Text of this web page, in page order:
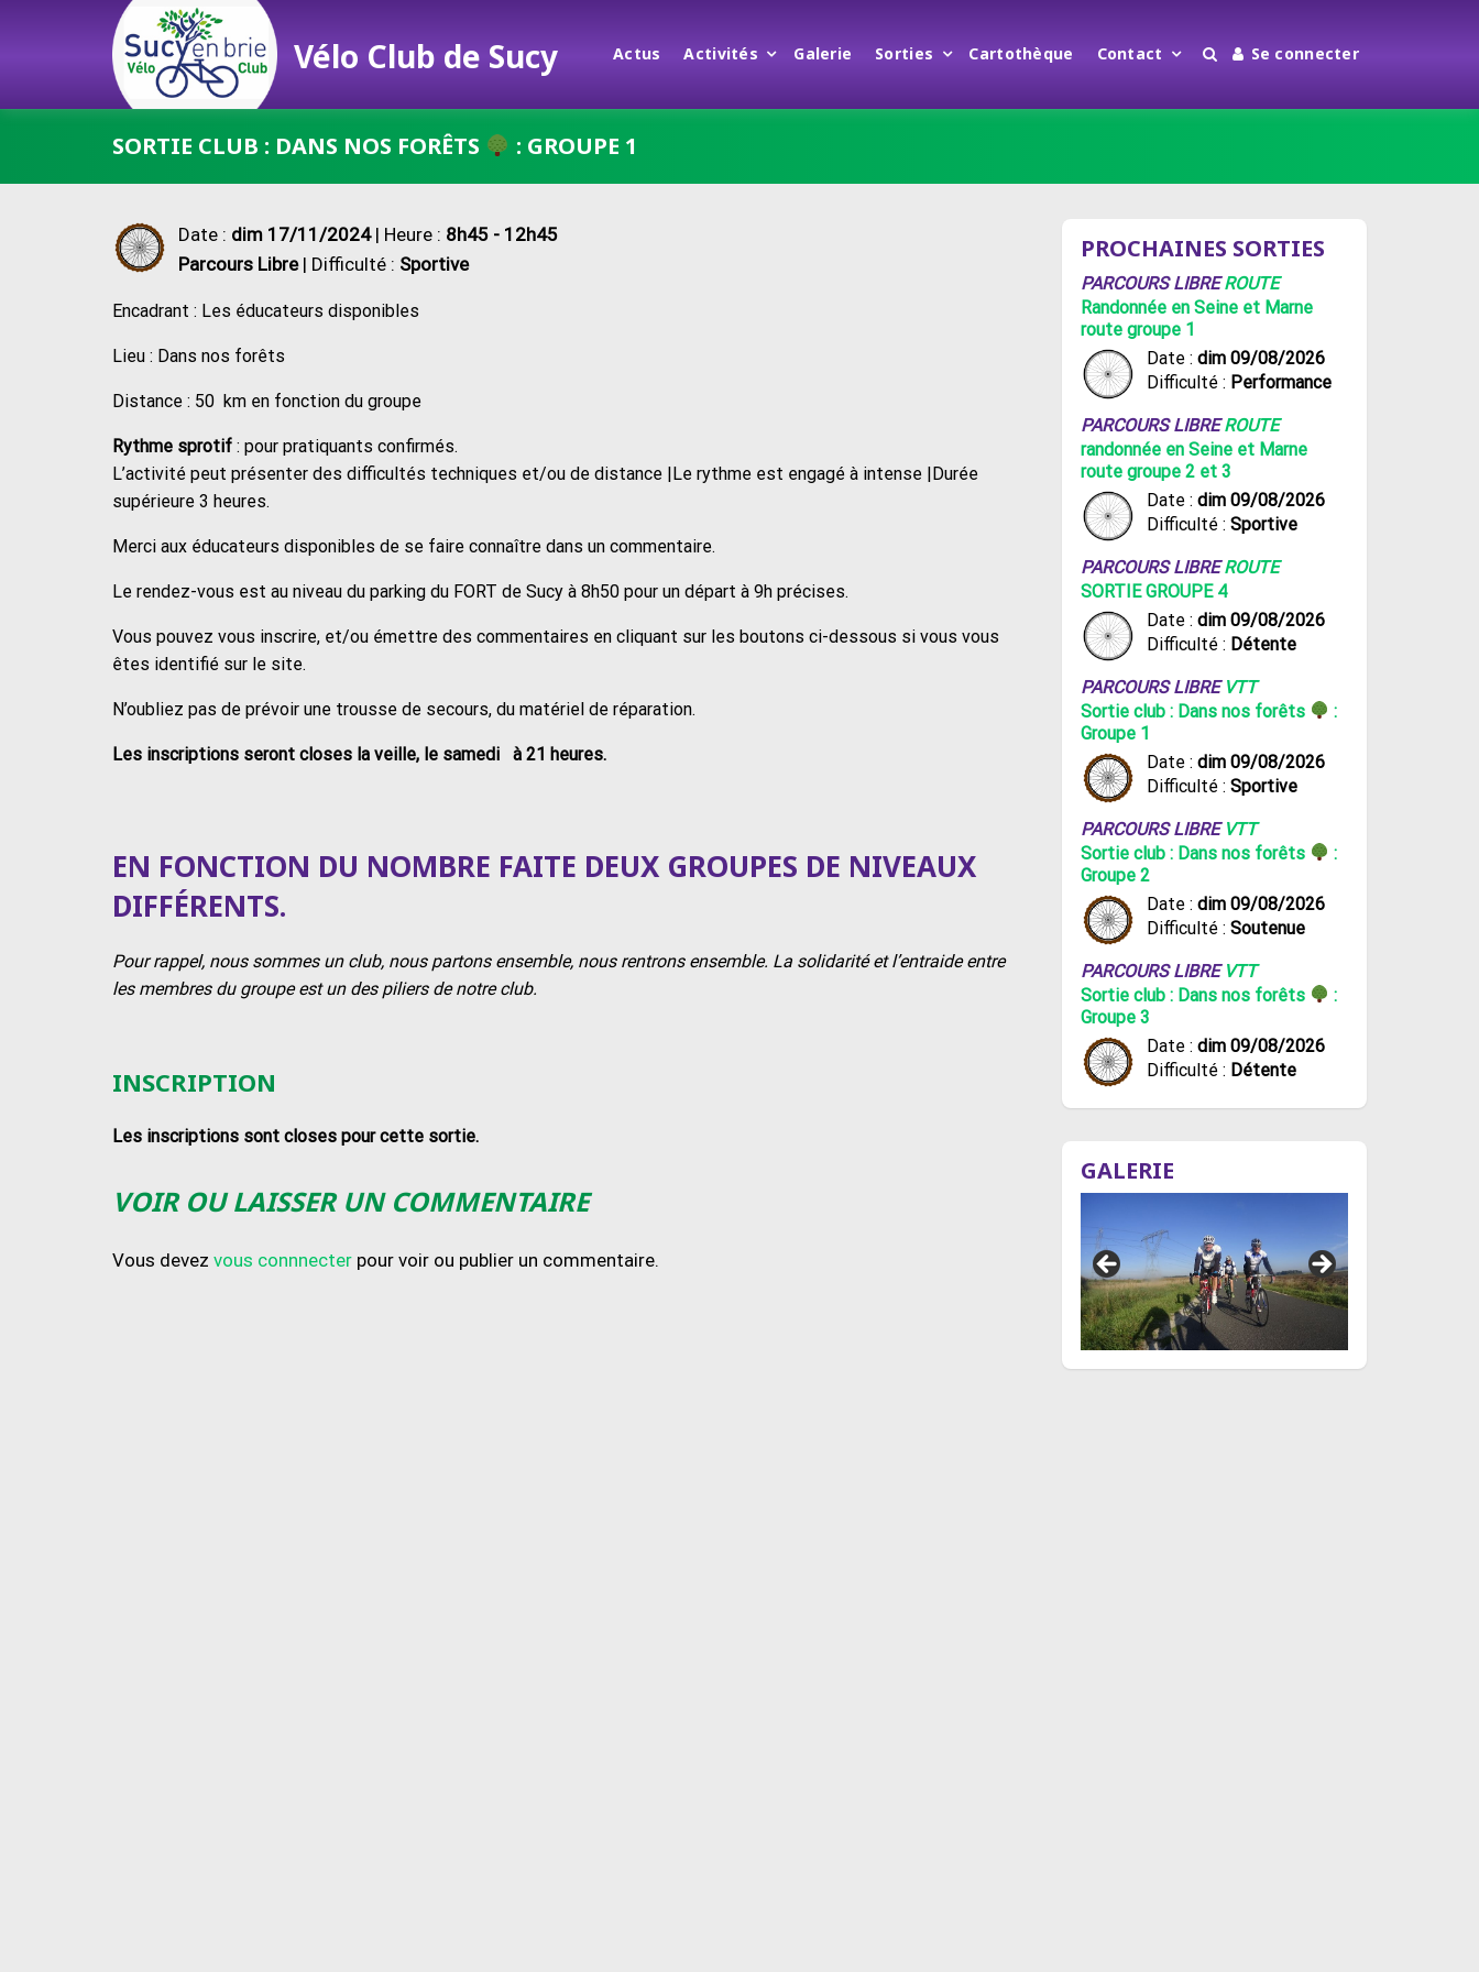
Vélo Club de Sucy Actus Activités Galerie Sorties Cartothèque Contact Se connecter
SORTIE CLUB : DANS NOS FORÊTS : GROUPE 1
Date : dim 17/11/2024| Heure : 8h45 - 12h45
Parcours Libre| Difficulté : Sportive
Encadrant : Les éducateurs disponibles
Lieu : Dans nos forêts
Distance : 50 km en fonction du groupe
Rythme sprotif : pour pratiquants confirmés.
L’activité peut présenter des difficultés techniques et/ou de distance |Le rythme est engagé à intense |Durée
supérieure 3 heures.
Merci aux éducateurs disponibles de se faire connaître dans un commentaire.
Le rendez-vous est au niveau du parking du FORT de Sucy à 8h50 pour un départ à 9h précises.
Vous pouvez vous inscrire, et/ou émettre des commentaires en cliquant sur les boutons ci-dessous si vous vous
êtes identifié sur le site.
N’oubliez pas de prévoir une trousse de secours, du matériel de réparation.
Les inscriptions seront closes la veille, le samedi à 21 heures.
EN FONCTION DU NOMBRE FAITE DEUX GROUPES DE NIVEAUX
DIFFÉRENTS.
Pour rappel, nous sommes un club, nous partons ensemble, nous rentrons ensemble. La solidarité et l’entraide entre
les membres du groupe est un des piliers de notre club.
INSCRIPTION
Les inscriptions sont closes pour cette sortie.
VOIR OU LAISSER UN COMMENTAIRE
Vous devez vous connnecter pour voir ou publier un commentaire.
PROCHAINES SORTIES
PARCOURS LIBREROUTE
Randonnée en Seine et Marne
route groupe 1
Date : dim 09/08/2026
Difficulté : Performance
PARCOURS LIBREROUTE
randonnée en Seine et Marne
route groupe 2 et 3
Date : dim 09/08/2026
Difficulté : Sportive
PARCOURS LIBREROUTE
SORTIE GROUPE 4
Date : dim 09/08/2026
Difficulté : Détente
PARCOURS LIBRE VTT
Sortie club : Dans nos forêts
:
Groupe 1
Date : dim 09/08/2026
Difficulté : Sportive
PARCOURS LIBRE VTT
Sortie club : Dans nos forêts
:
Groupe 2
Date : dim 09/08/2026
Difficulté : Soutenue
PARCOURS LIBRE VTT
Sortie club : Dans nos forêts
:
Groupe 3
Date : dim 09/08/2026
Difficulté : Détente
GALERIE